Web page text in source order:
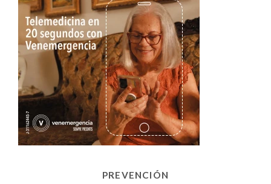
PREVENCIÓN